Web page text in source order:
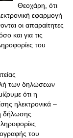
Θεοχάρη, ότι
εφαρμογή
οι απαραίτητες
και για τις
του
των δηλώσεων
ότι η
ηλεκτρονικά –
δήλωσης
του